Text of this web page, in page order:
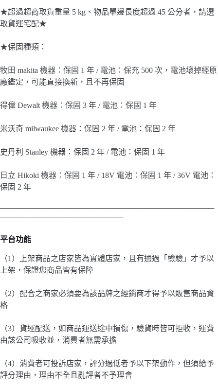
★超過超商取貨重量 5 kg、物品單邊長度超過 45 公分者，請選
取貨運宅配★
★保固種類：
牧田 makita 機器：保固 1 年 / 電池：保充 500 次，電池壞掉經原
廠鑑定，可能直接換新，且不再保固
得偉 Dewalt 機器：保固 3 年 / 電池：保固 1 年
米沃奇 milwaukee 機器：保固 2 年 / 電池：保固 2 年
史丹利 Stanley 機器：保固 2 年 / 電池：保固 1 年
日立 Hikoki 機器：保固 1 年 / 18V 電池：保固 1 年 / 36V 電池：
保固 2 年
────────────────────────────────────────
───────────────────────
平台功能
（1）上架商品之店家皆為實體店家，且有通過「檢驗」才予以
上架，保證您商品皆有保障
（2）配合之商家必須要為該品牌之經銷商才得予以販售商品資
格
（3）貨運配送，如商品運送途中損傷，驗貨時皆可拒收，運費
由該公司吸收並，消費者無需承擔
（4）消費者可投訴店家，評分過低者予以下架動作，但須給予
評分理由，理由不全且亂評者不予理會